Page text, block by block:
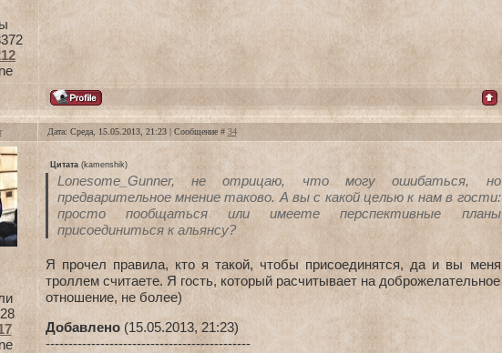
Дата: Среда, 15.05.2013, 21:23 | Сообщение # 34
28
Цитата(kamenshik)
Lonesome_Gunner, не отрицаю, что могу ошибаться, но
предварительное мнение таково. А вы с какой целью к нам в гости:
просто пообщаться или имеете перспективные планы
присоединиться к альянсу?
Я прочел правила, кто я такой, чтобы присоединятся, да и вы меня
троллем считаете. Я гость, который расчитывает на доброжелательное
отношение, не более)
Добавлено(15.05.2013, 21:23)
---------------------------------------------